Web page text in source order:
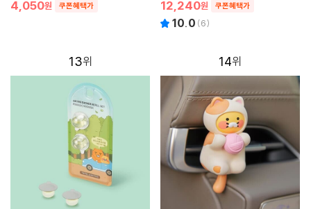
4,050원 쿠폰혜택가 12,240원 쿠폰혜택가
10.0 (6)
13 14